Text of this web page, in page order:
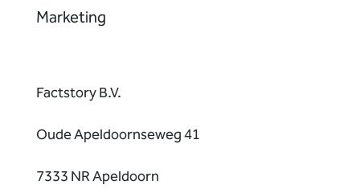
Marketing
Factstory B.V.
Oude Apeldoornseweg 41
7333 NR Apeldoorn